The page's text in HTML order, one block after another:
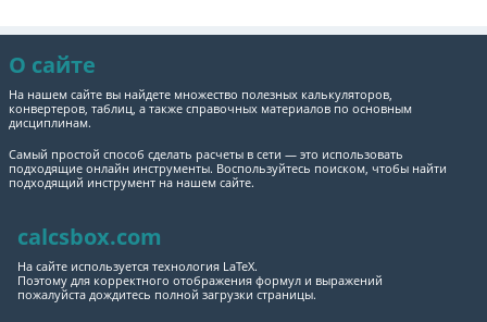
О сайте
На нашем сайте вы найдете множество полезных калькуляторов,
конвертеров, таблиц, а также справочных материалов по основным
дисциплинам.
Самый простой способ сделать расчеты в сети — это использовать
подходящие онлайн инструменты. Воспользуйтесь поиском, чтобы найти
подходящий инструмент на нашем сайте.
calcsbox.com
На сайте используется технология LaTeX.
Поэтому для корректного отображения формул и выражений
пожалуйста дождитесь полной загрузки страницы.